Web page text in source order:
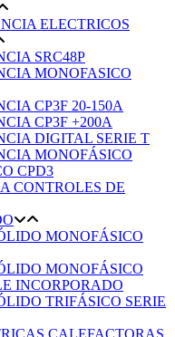
ELECTRICOS
SRC48P
MONOFASICO
CP3F 20-150A
CP3F +200A
DIGITAL SERIE T
MONOFÁSICO
CPD3
CONTROLES DE
MONOFÁSICO
MONOFÁSICO
INCORPORADO
TRIFÁSICO SERIE
CALEFACTORAS